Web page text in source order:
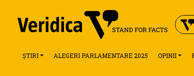
ȘTIRI ALEGERI PARLAMENTARE 2025 OPINII